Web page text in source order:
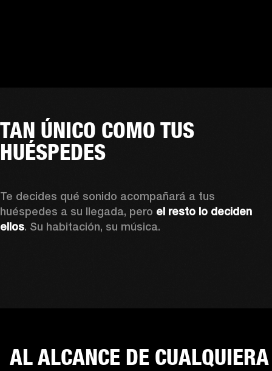
TAN ÚNICO COMO TUS
HUÉSPEDES
Te decides qué sonido acompañará a tus
huéspedes a su llegada, pero el resto lo deciden
ellos. Su habitación, su música.
AL ALCANCE DE CUALQUIERA